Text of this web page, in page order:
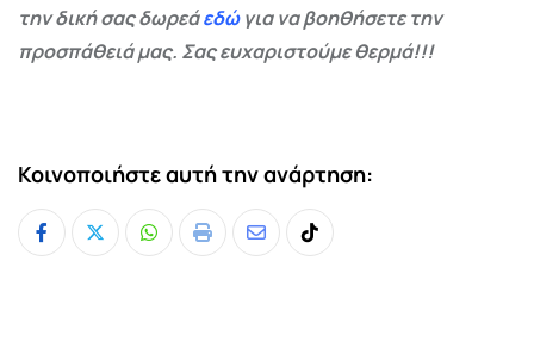
την δική σας δωρεάεδώγια να βοηθήσετε την
προσπάθειά μας. Σας ευχαριστούμε θερμά!!!
Κοινοποιήστε αυτή την ανάρτηση:
Whatsapp
Print
ShareTiktok